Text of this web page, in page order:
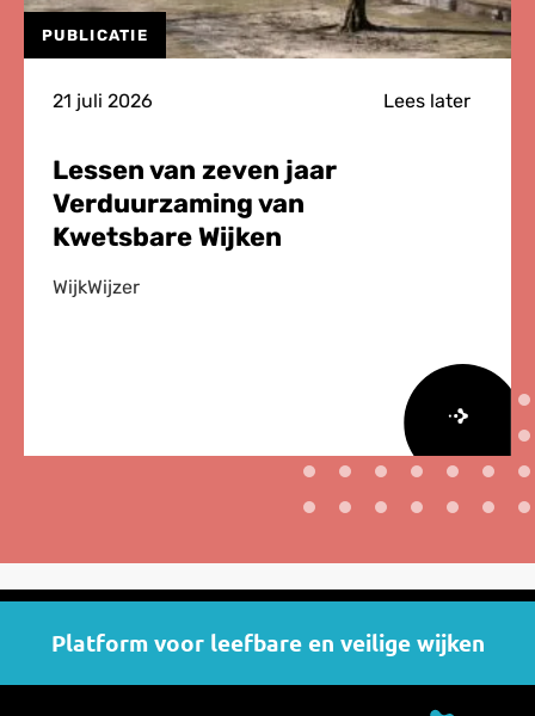
PUBLICATIE
21 juli 2026 Lees later
Lessen van zeven jaar
Verduurzaming van
Kwetsbare Wijken
WijkWijzer
jaarPlatform voor leefbare en veilige wijken